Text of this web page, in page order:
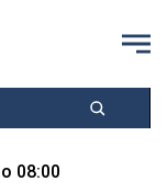
08:00